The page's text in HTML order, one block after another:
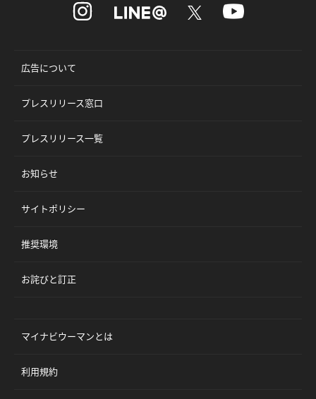
広告について
プレスリリース窓口
プレスリリース一覧
お知らせ
サイトポリシー
推奨環境
お詫びと訂正
マイナビウーマンとは
利用規約